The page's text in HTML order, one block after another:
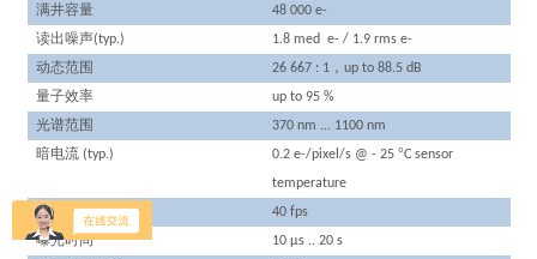
满井容量
48 000 e-
读出噪声(typ.) 1.8 med e- / 1.9 rms e-
动态范围 26 667 : 1， up to 88.5 dB
量子效率 up to 95 %
光谱范围 370 nm ... 1100 nm
暗电流 (typ.) 0.2 e-/pixel/s @ - 25 °C sensor
temperature
全幅分辨率 40 fps
曝光时间 10 µs .. 20 s